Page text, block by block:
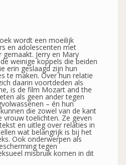
wordt een moeilijk
en adolescenten met
Jerry en Mary
weinige koppels die beiden
erin geslaagd zijn hun
te maken. Over hun relatie
daarin voortdeden als
is de film Mozart and the
als geen ander tegen
– én hun
die zowel van de kant
vrouw toelichten. Ze geven
en uitleg over relaties in
wat belangrijk is bij het
Ook onderwerpen als
tegen
misbruik komen in dit